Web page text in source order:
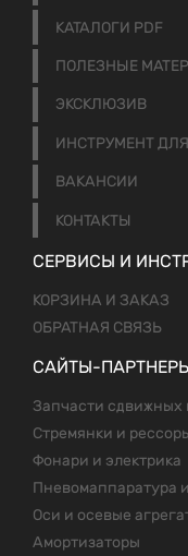
КАТАЛОГИ PDF
ПОЛЕЗНЫЕ
ЭКСКЛЮЗИВ
ИНСТРУМЕНТ
ВАКАНСИИ
КОНТАКТЫ
СЕРВИСЫ И
КОРЗИНА И ЗАКАЗ
ОБРАТНАЯ СВЯЗЬ
САЙТЫ-
Запчасти сдвижных
Стремянки и
Фонари и электрика
Пневомаппаратура
Оси и осевые
Амортизаторы